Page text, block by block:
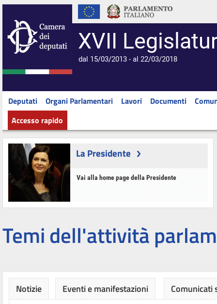
XVII
dal 15/03/2013 - al 22/03/2018
Deputati Organi Parlamentari Lavori Documenti
Accesso rapido
La Presidente
Vai alla home page della Presidente
Temi dell'attività
Notizie Eventi e manifestazioni Comunicati